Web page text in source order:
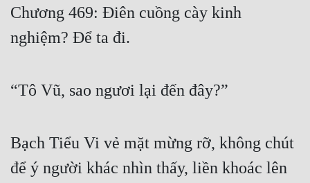
Hậu Cung
Truyện Convert
Xa Lộ Dịch
Chương 469: Điên cuồng cày kinh
nghiệm? Để ta đi.
“Tô Vũ, sao ngươi lại đến đây?”
Bạch Tiểu Vi vẻ mặt mừng rỡ, không chút
để ý người khác nhìn thấy, liền khoác lên